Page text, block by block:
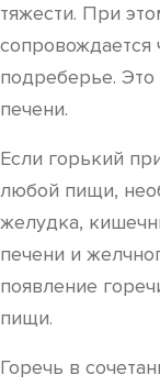
тяжести. При
подреберье. Это
печени.
Если горький
любой пищи,
желудка,
печени и
появление
пищи.
Горечь в